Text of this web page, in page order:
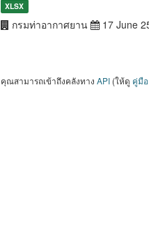
XLSX
กรมท่าอากาศยาน 17 June
คุณสามารถเข้าถึงคลังทาง API (ให้ดู คู่มื